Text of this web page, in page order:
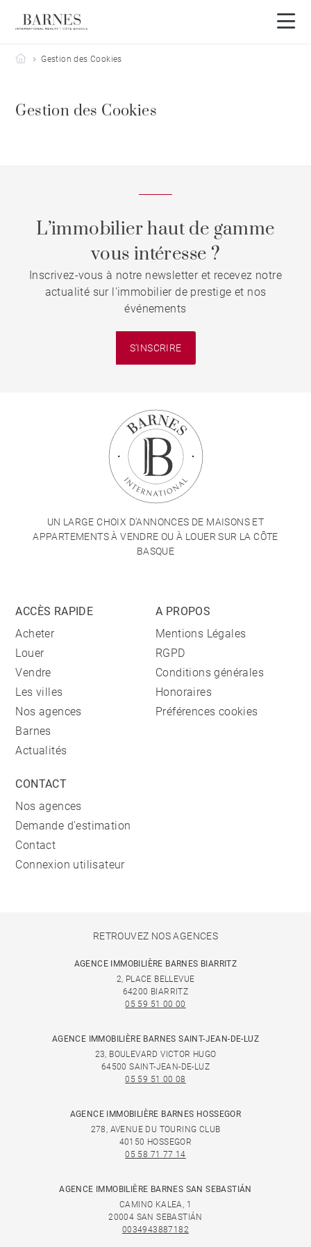
Barnes Côte Basque
Gestion des Cookies
Gestion des Cookies
L’immobilier haut de gamme
vous intéresse ?
Inscrivez-vous à notre newsletter et recevez notre
actualité sur l'immobilier de prestige et nos
événements
S'INSCRIRE
UN LARGE CHOIX D'ANNONCES DE MAISONS ET
APPARTEMENTS À VENDRE OU À LOUER SUR LA CÔTE
BASQUE
ACCÈS RAPIDE
Acheter
Louer
Vendre
Les villes
Nos agences
Barnes
Actualités
A PROPOS
Mentions Légales
RGPD
Conditions générales
Honoraires
Préférences cookies
CONTACT
Nos agences
Demande d'estimation
Contact
Connexion utilisateur
RETROUVEZ NOS AGENCES
AGENCE IMMOBILIÈRE BARNES BIARRITZ
2, PLACE BELLEVUE
64200 BIARRITZ
05 59 51 00 00
AGENCE IMMOBILIÈRE BARNES SAINT-JEAN-DE-LUZ
23, BOULEVARD VICTOR HUGO
64500 SAINT-JEAN-DE-LUZ
05 59 51 00 08
AGENCE IMMOBILIÈRE BARNES HOSSEGOR
278, AVENUE DU TOURING CLUB
40150 HOSSEGOR
05 58 71 77 14
AGENCE IMMOBILIÈRE BARNES SAN SEBASTIÁN
CAMINO KALEA, 1
20004 SAN SEBASTIÁN
0034943887182